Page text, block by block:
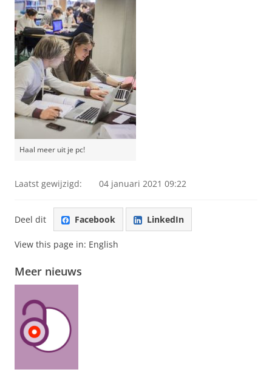
Haal meer uit je pc!
Laatst gewijzigd: 04 januari 2021 09:22
Deel dit Facebook LinkedIn
View this page in: English
Meer nieuws